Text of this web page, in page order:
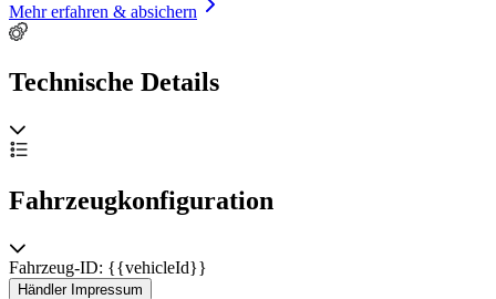
Mehr erfahren & absichern
Technische Details
Fahrzeugkonfiguration
Fahrzeug-ID: {{vehicleId}}
Händler Impressum